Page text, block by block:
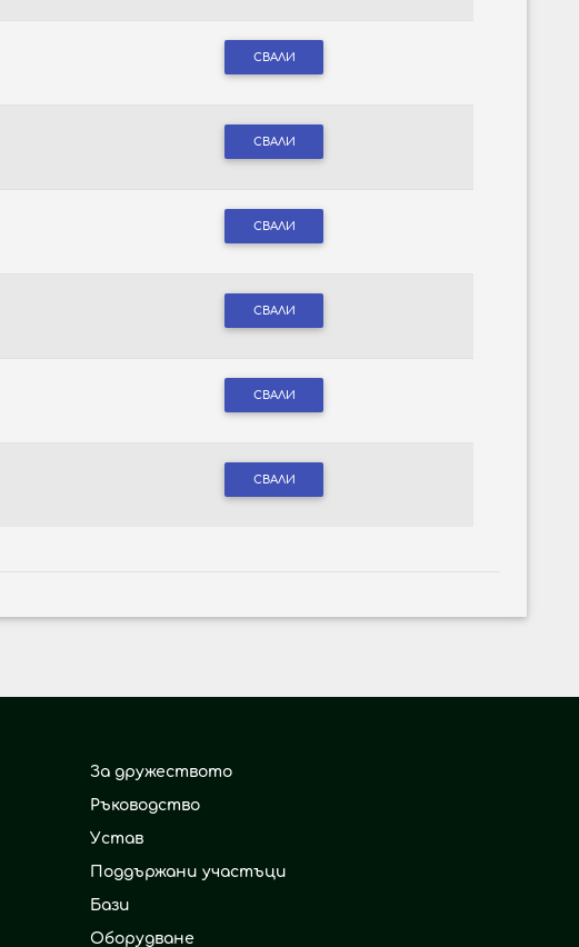
СВАЛИ
СВАЛИ
СВАЛИ
СВАЛИ
СВАЛИ
СВАЛИ
За дружеството
Ръководство
Устав
Поддържани участъци
Бази
Оборудване